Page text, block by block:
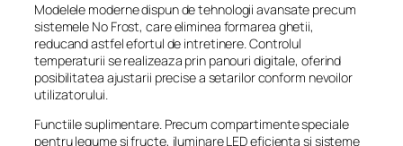
Modelele moderne dispun de tehnologii avansate precum
sistemele No Frost, care eliminea formarea ghetii,
reducand astfel efortul de intretinere. Controlul
temperaturii se realizeaza prin panouri digitale, oferind
posibilitatea ajustarii precise a setarilor conform nevoilor
utilizatorului.
Functiile suplimentare. Precum compartimente speciale
pentru legume si fructe, iluminare LED eficienta si sisteme